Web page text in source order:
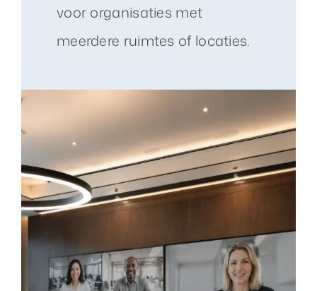
voor organisaties met
meerdere ruimtes of locaties.